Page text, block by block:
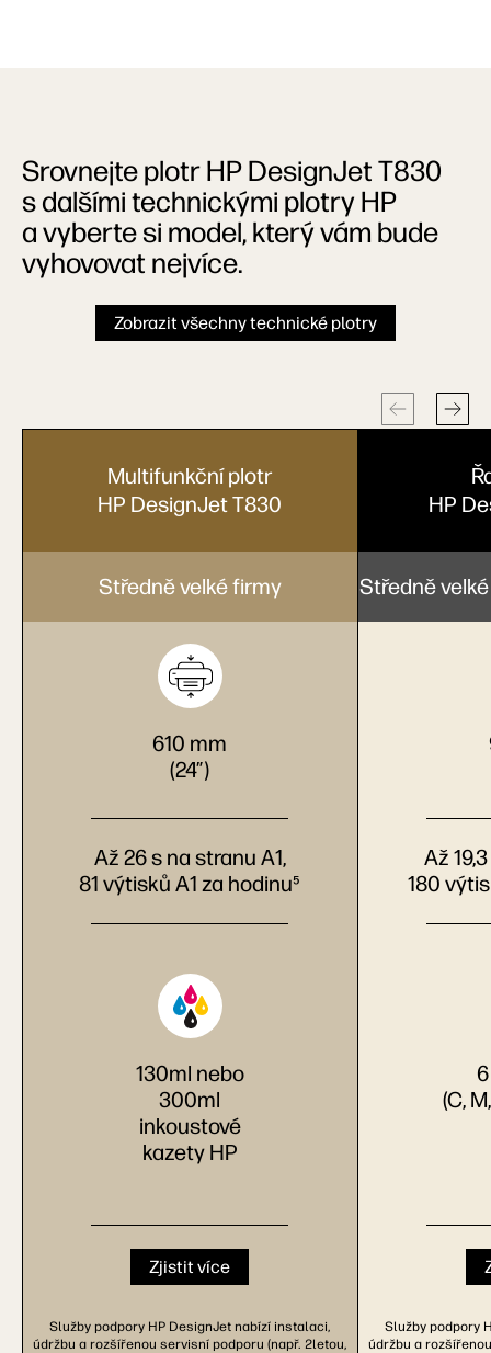
Srovnejte plotr HP DesignJet T830
s dalšími technickými plotry HP
a vyberte si model, který vám bude
vyhovovat nejvíce.
Zobrazit všechny technické plotry
Multifunkční plotr
HP DesignJet T830
Středně velké firmy
610 mm
(24″)
Až 26 s na stranu A1,
81 výtisků A1 za hodinu⁵
130ml nebo
300ml
inkoustové
kazety HP
Zjistit více
Služby podpory HP DesignJet nabízí instalaci,
údržbu a rozšířenou servisní podporu (např. 2letou,
HP
Středně
Až
180
(C,
Služby podpory
údržbu a